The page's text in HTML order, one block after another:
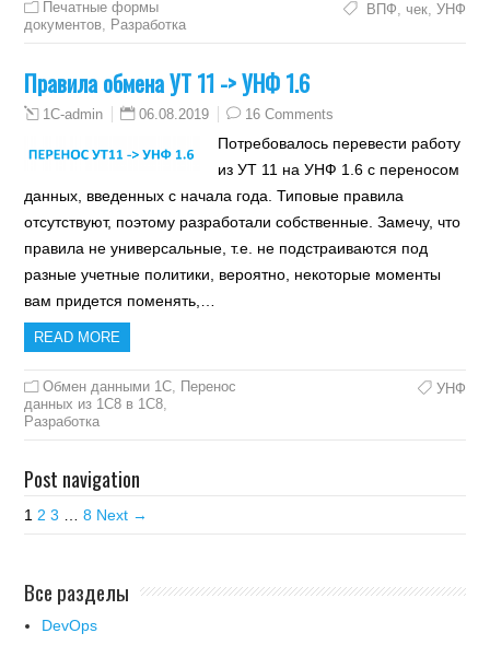
Печатные формы
документов, Разработка
ВПФ, чек, УНФ
Правила обмена УТ 11 -> УНФ 1.6
1C-admin 06.08.2019 16 Comments
Потребовалось перевести работу
из УТ 11 на УНФ 1.6 с переносом
данных, введенных с начала года. Типовые правила
отсутствуют, поэтому разработали собственные. Замечу, что
правила не универсальные, т.е. не подстраиваются под
разные учетные политики, вероятно, некоторые моменты
вам придется поменять,…
READ MORE
Обмен данными 1С, Перенос
данных из 1C8 в 1C8,
Разработка
УНФ
Post navigation
1 2 3 8 Next →
Все разделы
DevOps